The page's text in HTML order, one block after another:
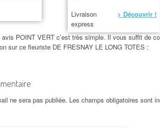
Livraison
express
> Découvrir !
avis POINT VERT c’est très simple. Il vous suffit de
sur ce fleuriste DE FRESNAY LE LONG TOTES :
ne sera pas publiée. Les champs obligatoires sont